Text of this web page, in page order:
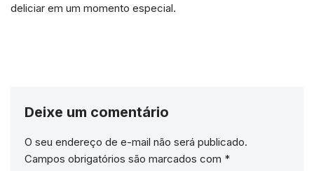
deliciar em um momento especial.
Deixe um comentário
O seu endereço de e-mail não será publicado.
Campos obrigatórios são marcados com *